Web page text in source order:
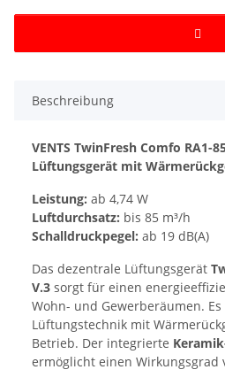
Beschreibung
VENTS TwinFresh Comfo RA1-
Lüftungsgerät mit
Leistung: ab 4,74 W
Luftdurchsatz: bis 85 m³/h
Schalldruckpegel: ab 19 dB(A)
Das dezentrale Lüftungsgerät
V.3 sorgt für einen
Wohn- und Gewerberäumen.
Lüftungstechnik mit
Betrieb. Der integrierte
ermöglicht einen Wirkungsgrad